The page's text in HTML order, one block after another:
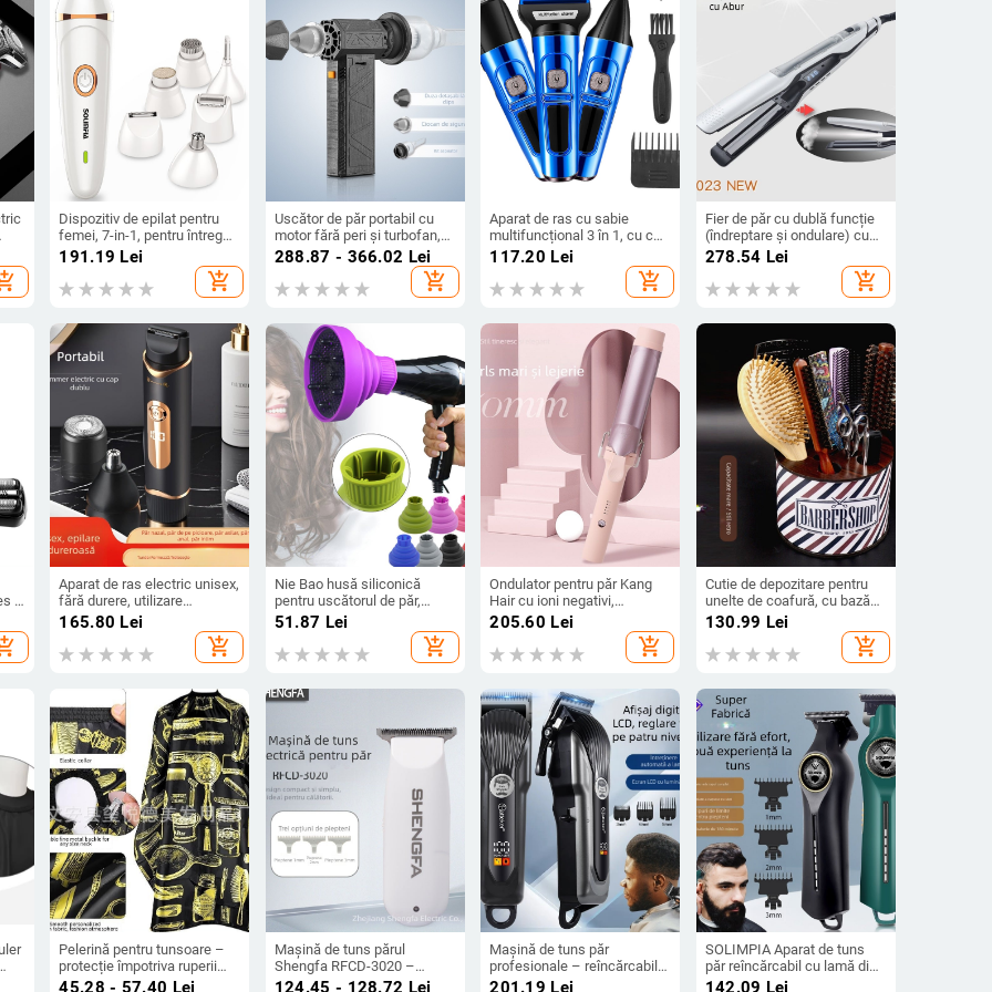
Dispozitiv de epilat pentru
femei, 7-in-1, pentru întreg
corpul, alimentare USB, lamă
din oțel inoxidabil, motor cu
perii, lavabil
191.19 Lei
add_shopping_cart
Uscător de păr portabil cu
motor fără peri și turbofan,
duză rotativă, aer rece,
baterie 8000 mAh, 7.4 V, 15
W
288.87 - 366.02 Lei
add_shopping_cart
Aparat de ras cu sabie
multifuncțional 3 în 1, cu cap
detașabil și lavabil, aparat de
tuns pentru nas, aparat de
tuns lavabil, rezistent la apă
117.20 Lei
add_shopping_cart
Fier de păr cu dublă funcție
(îndreptare și ondulare) cu
LCD, plăci ceramice,
diametru al încălzitorului >31
mm, 50W, 100–240V
278.54 Lei
add_shopping_cart
3
Aparat de ras electric unisex,
fără durere, utilizare
universală, îndepărtare
sigură a părului din zona
axilară
165.80 Lei
add_shopping_cart
Nie Bao husă siliconică
pentru uscătorul de păr,
capac pliabil, model 161,
51.87 Lei
add_shopping_cart
Ondulator pentru păr Kang
Hair cu ioni negativi,
acoperire ceramică, 85W,
temperatură
205.60 Lei
add_shopping_cart
Cutie de depozitare pentru
unelte de coafură, cu bază
anti-alunecare – design retro
personalizat pentru foarfeci
și piepteni
130.99 Lei
add_shopping_cart
Pelerină pentru tunsoare –
protecție împotriva ruperii
părului – 110 g – utilizare
45.28 - 57.40 Lei
Mașină de tuns părul
Shengfa RFCD-3020 –
alimentare duală
124.45 - 128.72 Lei
Mașină de tuns păr
profesionale – reîncărcabilă,
baterie încorporată 500–800
201.19 Lei
SOLIMPIA Aparat de tuns
păr reîncărcabil cu lamă din
titan, lamă detașabilă și
142.09 Lei